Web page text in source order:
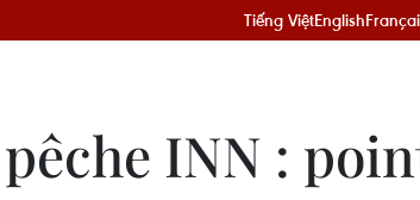
Tiếng ViệtEnglish
INN :